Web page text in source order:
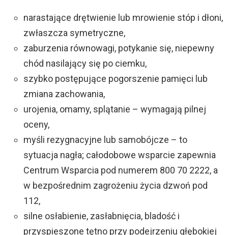
narastające drętwienie lub mrowienie stóp i dłoni,
zwłaszcza symetryczne,
zaburzenia równowagi, potykanie się, niepewny
chód nasilający się po ciemku,
szybko postępujące pogorszenie pamięci lub
zmiana zachowania,
urojenia, omamy, splątanie – wymagają pilnej
oceny,
myśli rezygnacyjne lub samobójcze – to
sytuacja nagła; całodobowe wsparcie zapewnia
Centrum Wsparcia pod numerem 800 70 2222, a
w bezpośrednim zagrożeniu życia dzwoń pod
112,
silne osłabienie, zasłabnięcia, bladość i
przyspieszone tętno przy podejrzeniu głębokiej